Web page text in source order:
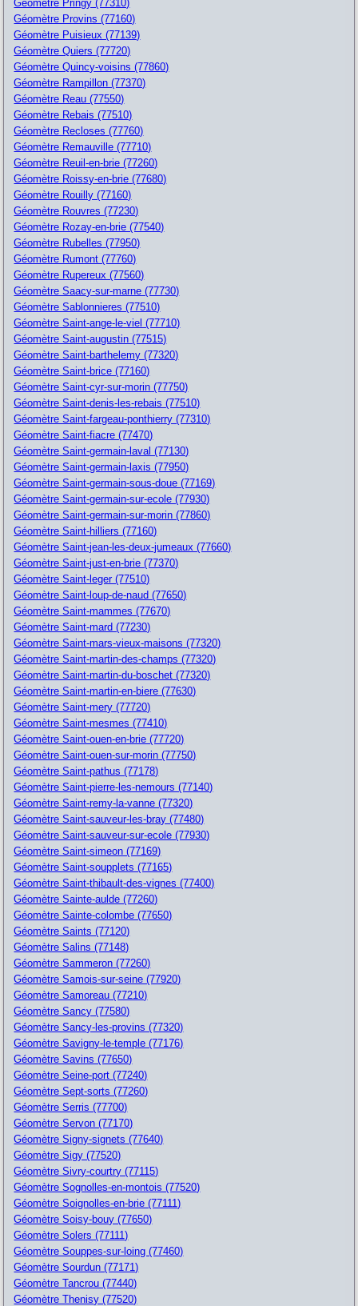
Géomètre Pringy (77310)
Géomètre Provins (77160)
Géomètre Puisieux (77139)
Géomètre Quiers (77720)
Géomètre Quincy-voisins (77860)
Géomètre Rampillon (77370)
Géomètre Reau (77550)
Géomètre Rebais (77510)
Géomètre Recloses (77760)
Géomètre Remauville (77710)
Géomètre Reuil-en-brie (77260)
Géomètre Roissy-en-brie (77680)
Géomètre Rouilly (77160)
Géomètre Rouvres (77230)
Géomètre Rozay-en-brie (77540)
Géomètre Rubelles (77950)
Géomètre Rumont (77760)
Géomètre Rupereux (77560)
Géomètre Saacy-sur-marne (77730)
Géomètre Sablonnieres (77510)
Géomètre Saint-ange-le-viel (77710)
Géomètre Saint-augustin (77515)
Géomètre Saint-barthelemy (77320)
Géomètre Saint-brice (77160)
Géomètre Saint-cyr-sur-morin (77750)
Géomètre Saint-denis-les-rebais (77510)
Géomètre Saint-fargeau-ponthierry (77310)
Géomètre Saint-fiacre (77470)
Géomètre Saint-germain-laval (77130)
Géomètre Saint-germain-laxis (77950)
Géomètre Saint-germain-sous-doue (77169)
Géomètre Saint-germain-sur-ecole (77930)
Géomètre Saint-germain-sur-morin (77860)
Géomètre Saint-hilliers (77160)
Géomètre Saint-jean-les-deux-jumeaux (77660)
Géomètre Saint-just-en-brie (77370)
Géomètre Saint-leger (77510)
Géomètre Saint-loup-de-naud (77650)
Géomètre Saint-mammes (77670)
Géomètre Saint-mard (77230)
Géomètre Saint-mars-vieux-maisons (77320)
Géomètre Saint-martin-des-champs (77320)
Géomètre Saint-martin-du-boschet (77320)
Géomètre Saint-martin-en-biere (77630)
Géomètre Saint-mery (77720)
Géomètre Saint-mesmes (77410)
Géomètre Saint-ouen-en-brie (77720)
Géomètre Saint-ouen-sur-morin (77750)
Géomètre Saint-pathus (77178)
Géomètre Saint-pierre-les-nemours (77140)
Géomètre Saint-remy-la-vanne (77320)
Géomètre Saint-sauveur-les-bray (77480)
Géomètre Saint-sauveur-sur-ecole (77930)
Géomètre Saint-simeon (77169)
Géomètre Saint-soupplets (77165)
Géomètre Saint-thibault-des-vignes (77400)
Géomètre Sainte-aulde (77260)
Géomètre Sainte-colombe (77650)
Géomètre Saints (77120)
Géomètre Salins (77148)
Géomètre Sammeron (77260)
Géomètre Samois-sur-seine (77920)
Géomètre Samoreau (77210)
Géomètre Sancy (77580)
Géomètre Sancy-les-provins (77320)
Géomètre Savigny-le-temple (77176)
Géomètre Savins (77650)
Géomètre Seine-port (77240)
Géomètre Sept-sorts (77260)
Géomètre Serris (77700)
Géomètre Servon (77170)
Géomètre Signy-signets (77640)
Géomètre Sigy (77520)
Géomètre Sivry-courtry (77115)
Géomètre Sognolles-en-montois (77520)
Géomètre Soignolles-en-brie (77111)
Géomètre Soisy-bouy (77650)
Géomètre Solers (77111)
Géomètre Souppes-sur-loing (77460)
Géomètre Sourdun (77171)
Géomètre Tancrou (77440)
Géomètre Thenisy (77520)